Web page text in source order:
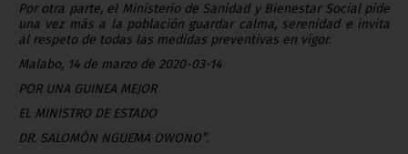
Por otra parte, el Ministerio de Sanidad y Bienestar Social pide
una vez más a la población guardar calma, serenidad e invita
al respeto de todas las medidas preventivas en vigor.
Malabo, 14 de marzo de 2020-03-14
POR UNA GUINEA MEJOR
EL MINISTRO DE ESTADO
DR. SALOMÓN NGUEMA OWONO”.